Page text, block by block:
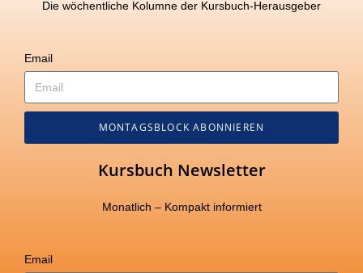
Die wöchentliche Kolumne der Kursbuch-Herausgeber
Email
MONTAGSBLOCK ABONNIEREN
Kursbuch Newsletter
Monatlich – Kompakt informiert
Email